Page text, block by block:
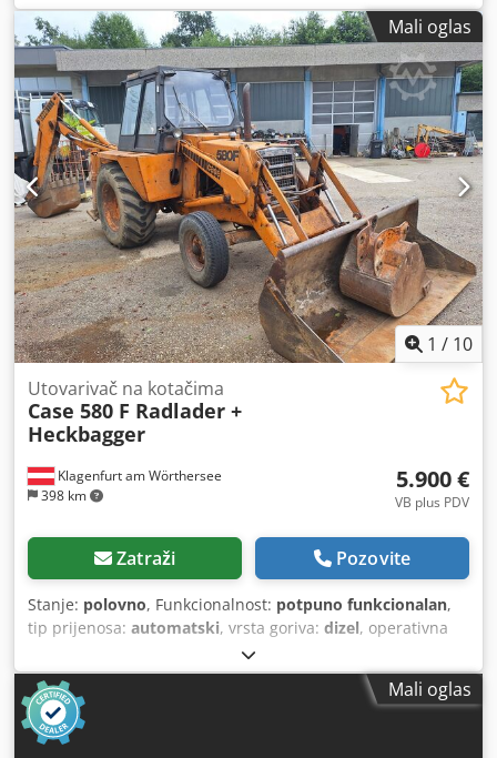
klima-uređaj,
Mali oglas
1 / 10
Klagenfurt am Wörthersee
398 km
Utovarivač na kotačima
Case 580 F Radlader +
Heckbagger
5.900 €
VB plus PDV
Zatraži Pozovite
Stanje: polovno, Funkcionalnost: potpuno funkcionalan,
tip prijenosa: automatski, vrsta goriva: dizel, operativna
, konfiguracija osovina:
registracija:10/1977, Godina izgradnje:1977, Oprema:
hidraulika
Mali oglas